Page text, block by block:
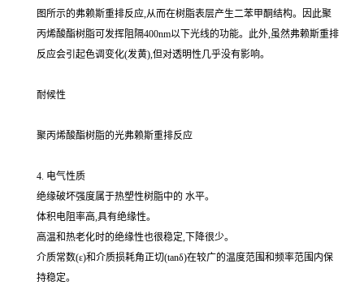
图所示的弗赖斯重排反应,从而在树脂表层产生二苯甲酮结构。因此聚
丙烯酸酯树脂可发挥阻隔400nm以下光线的功能。此外,虽然弗赖斯重排
反应会引起色调变化(发黄),但对透明性几乎没有影响。
耐候性
聚丙烯酸酯树脂的光弗赖斯重排反应
4. 电气性质
绝缘破坏强度属于热塑性树脂中的 水平。
体积电阻率高,具有绝缘性。
高温和热老化时的绝缘性也很稳定,下降很少。
介质常数(ε)和介质损耗角正切(tanδ)在较广的温度范围和频率范围内保
持稳定。